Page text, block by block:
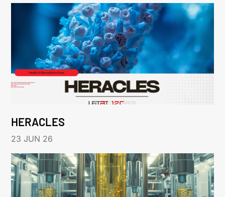
HERACLES
23 JUN 26